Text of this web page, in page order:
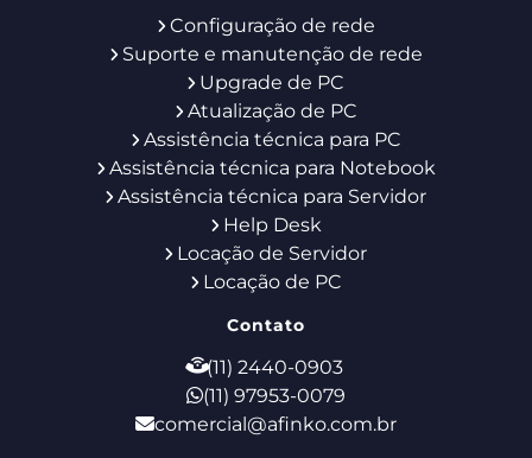
Configuração de rede
Suporte e manutenção de rede
Upgrade de PC
Atualização de PC
Assistência técnica para PC
Assistência técnica para Notebook
Assistência técnica para Servidor
Help Desk
Locação de Servidor
Locação de PC
Contato
(11) 2440-0903
(11) 97953-0079
comercial@afinko.com.br